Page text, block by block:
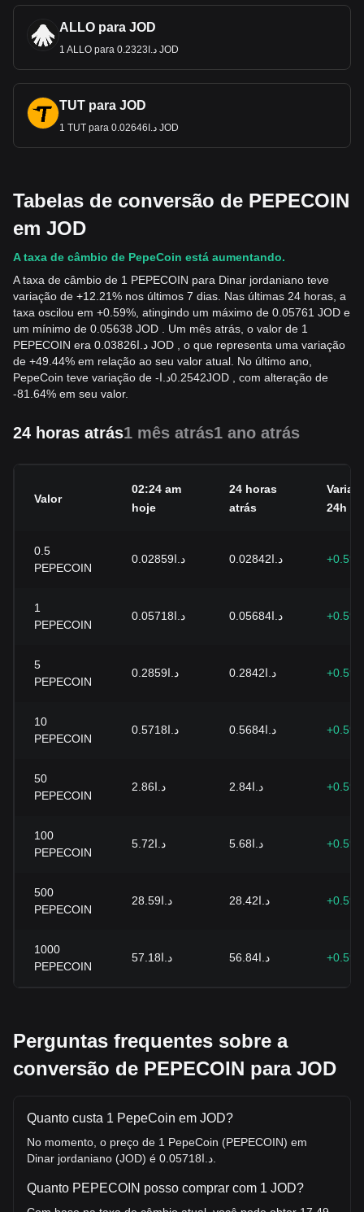
ALLO para JOD
1 ALLO para د.ا0.2323 JOD
TUT para JOD
1 TUT para د.ا0.02646 JOD
Tabelas de conversão de PEPECOIN
em JOD
A taxa de câmbio de PepeCoin está aumentando.
A taxa de câmbio de 1 PEPECOIN para Dinar jordaniano teve
variação de +12.21% nos últimos 7 dias. Nas últimas 24 horas, a
taxa oscilou em +0.59%, atingindo um máximo de 0.05761 JOD e
um mínimo de 0.05638 JOD . Um mês atrás, o valor de 1
PEPECOIN era د.ا0.03826 JOD , o que representa uma variação
de +49.44% em relação ao seu valor atual. No último ano,
PepeCoin teve variação de -د.ا0.2542JOD , com alteração de
-81.64% em seu valor.
24 horas atrás1 mês atrás1 ano atrás
Valor
02:24 am
hoje
24 horas
atrás
24h
0.5
PEPECOIN
د.ا0.02859 د.ا0.02842
1
PEPECOIN
د.ا0.05718 د.ا0.05684
5
PEPECOIN
د.ا0.2859 د.ا0.2842
10
PEPECOIN
د.ا0.5718 د.ا0.5684
50
PEPECOIN
د.ا2.86 د.ا2.84
100
PEPECOIN
د.ا5.72 د.ا5.68
500
PEPECOIN
د.ا28.59 د.ا28.42
1000
PEPECOIN
د.ا57.18 د.ا56.84
Perguntas frequentes sobre a
conversão de PEPECOIN para JOD
Quanto custa 1 PepeCoin em JOD?
No momento, o preço de 1 PepeCoin (PEPECOIN) em
Quanto PEPECOIN posso comprar com 1 JOD?